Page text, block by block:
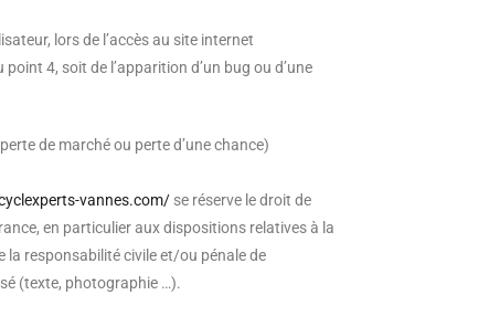
lors de l’accès au site internet
4, soit de l’apparition d’un bug ou d’une
de marché ou perte d’une chance)
vannes.com/ se réserve le droit de
en particulier aux dispositions relatives à la
la responsabilité civile et/ou pénale de
(texte, photographie …).